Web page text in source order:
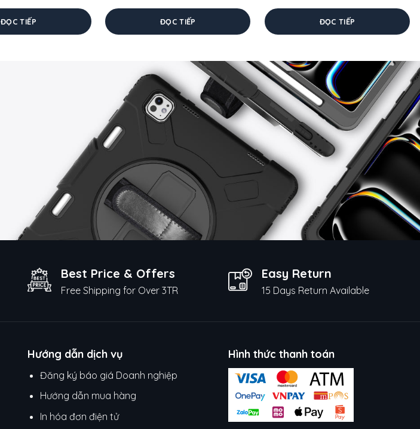
ĐỌC TIẾP ĐỌC TIẾP ĐỌC TIẾP
Best Price & Offers
Free Shipping for Over 3TR
Easy Return
15 Days Return Available
Hướng dẫn dịch vụ
Đăng ký báo giá Doanh nghiệp
Hướng dẫn mua hàng
In hóa đơn điện tử
Hình thức thanh toán